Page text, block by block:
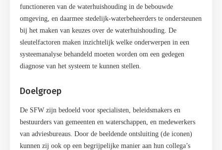
functioneren van de waterhuishouding in de bebouwde
omgeving, en daarmee stedelijk-waterbeheerders te ondersteunen
bij het maken van keuzes over de waterhuishouding. De
sleutelfactoren maken inzichtelijk welke onderwerpen in een
systeemanalyse behandeld moeten worden om een gedegen
diagnose van het systeem te kunnen stellen.
Doelgroep
De SFW zijn bedoeld voor specialisten, beleidsmakers en
bestuurders van gemeenten en waterschappen, en medewerkers
van adviesbureaus. Door de beeldende ontsluiting (de iconen)
kunnen zij ook op een begrijpelijke manier aan hun collega’s